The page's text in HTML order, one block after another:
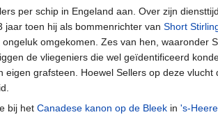
per schip in Engeland aan. Over zijn
jaar toen hij als bommenrichter van Short
omgekomen. Zes van hen,
de vliegeniers die wel geïdentificeerd
eigen grafsteen. Hoewel Sellers op deze
bij het Canadese kanon op de Bleek in 's-